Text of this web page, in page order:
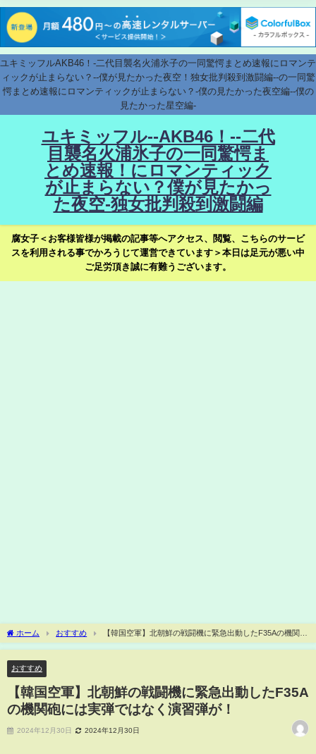
ユキミッフルAKB46！-二代目襲名火浦氷子の一同驚愕まとめ速報にロマンテ
ィックが止まらない？--僕が見たかった夜空！独女批判殺到激闘編--の一同驚
愕まとめ速報にロマンティックが止まらない？-僕の見たかった夜空編--僕の
見たかった星空編-
ユキミッフル--AKB46！--二代
目襲名火浦氷子の一同驚愕ま
とめ速報！にロマンティック
が止まらない？僕が見たかっ
た夜空-独女批判殺到激闘編
腐女子＜お客様皆様が掲載の記事等へアクセス、閲覧、こちらのサービ
スを利用される事でかろうじて運営できています＞本日は足元が悪い中
ご足労頂き誠に有難うございます。
ホーム おすすめ
【韓国空軍】北朝鮮の戦闘機に緊急出動したF35Aの機関砲
には実弾ではなく演習弾が！
おすすめ
【韓国空軍】北朝鮮の戦闘機に緊急出動したF35A
の機関砲には実弾ではなく演習弾が！
2024年12月30日 2024年12月30日